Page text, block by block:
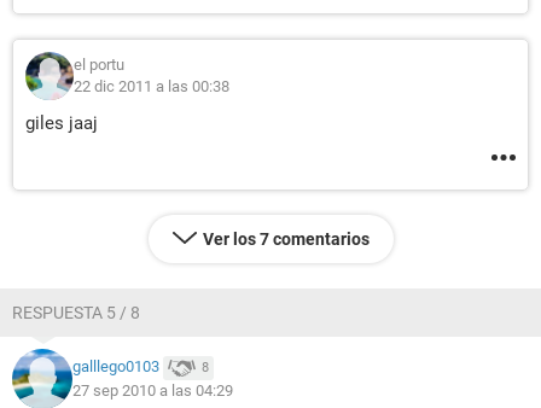
el portu
22 dic 2011 a las 00:38
giles jaaj
Ver los 7 comentarios
RESPUESTA 5 / 8
galllego0103 8
27 sep 2010 a las 04:29